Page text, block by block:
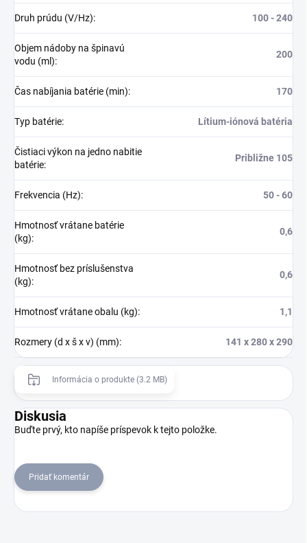
Druh prúdu (V/Hz): 100 - 240
Objem nádoby na špinavú
vodu (ml):
200
Čas nabíjania batérie (min): 170
Typ batérie: Lítium-iónová batéria
Čistiaci výkon na jedno nabitie
batérie:
Približne 105
Frekvencia (Hz): 50 - 60
Hmotnosť vrátane batérie
(kg):
0,6
Hmotnosť bez príslušenstva
(kg):
0,6
Hmotnosť vrátane obalu (kg): 1,1
Rozmery (d x š x v) (mm): 141 x 280 x 290
Informácia o produkte (3.2 MB)
Diskusia
Buďte prvý, kto napíše príspevok k tejto položke.
Pridať komentár